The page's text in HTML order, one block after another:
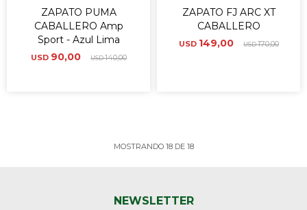
ZAPATO PUMA
CABALLERO Amp
Sport - Azul Lima
USD 90,00 USD140,00
ZAPATO FJ ARC XT
CABALLERO
USD 149,00 USD170,00
MOSTRANDO 18DE 18
NEWSLETTER